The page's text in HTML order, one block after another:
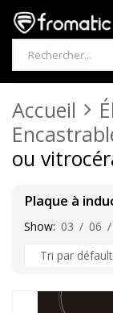
Products
search
Accueil
ou
Plaque à
Show: 03 / 06 /